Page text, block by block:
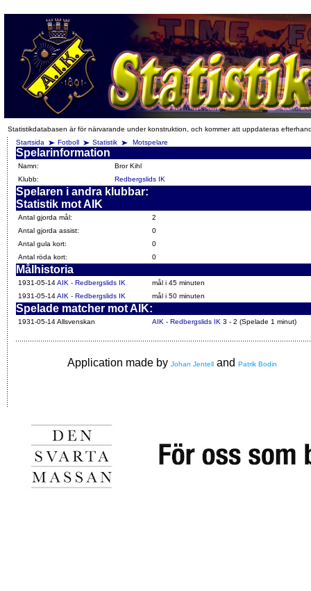
Statistikdatabasen är för närvarande under konstruktion, och kommer att uppdateras
Startsida
Fotboll Statistik Motspelare
Spelarinformation
Namn:
Bror Kihl
Klubb:
Redbergslids IK
Spelaren i andra klubbar:
Statistik mot AIK
Antal gjorda mål:
2
Antal gjorda assist:
0
Antal gula kort:
0
Antal röda kort:
0
Målhistoria
1931-05-14AIK - Redbergslids IK
mål i 45 minuten
1931-05-14AIK - Redbergslids IK mål i 50 minuten
Spelade matcher mot AIK:
1931-05-14 Allsvenskan AIK - Redbergslids IK 3 - 2 (Spelade 1 minut)
Application made by Johan Jentell and Patrik Bodin